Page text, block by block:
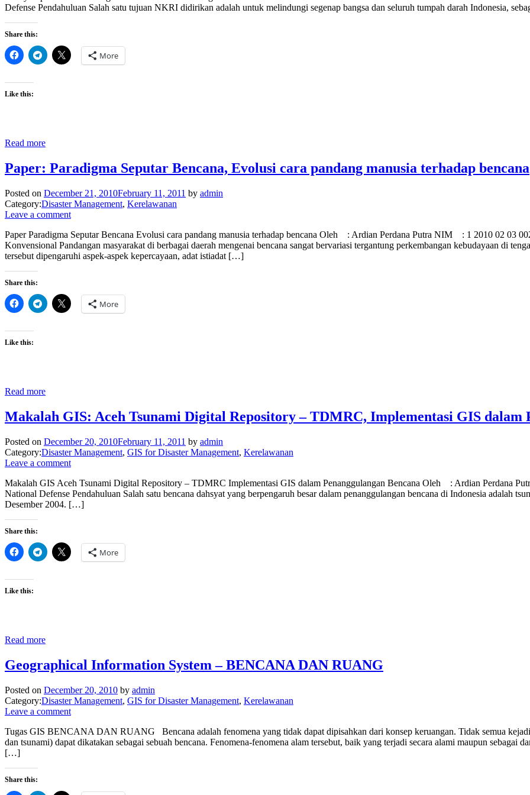
Defense Pendahuluan Salah satu tujuan NKRI didirikan adalah untuk melindungi segenap bangsa dan seluruh tumpah darah Indonesia,
Share this:
More
Like this:
Read more
Paper: Paradigma Seputar Bencana, Evolusi cara pandang manusia terhadap bencana
Posted on December 21, 2010February 11, 2011 by admin
Category:Disaster Management, Kerelawanan
Leave a comment
Paper Paradigma Seputar Bencana Evolusi cara pandang manusia terhadap bencana Oleh : Ardian Perdana Putra NIM : 1 2010 02 03
Konvensional Pandangan masyarakat di berbagai daerah mengenai bencana sangat bervariasi tergantung perkembangan kebudayaan di
tersebut dipengaruhi aspek-aspek kepercayaan, adat istiadat […]
Share this:
More
Like this:
Read more
Makalah GIS: Aceh Tsunami Digital Repository – TDMRC, Implementasi GIS dalam
Posted on December 20, 2010February 11, 2011 by admin
Category:Disaster Management, GIS for Disaster Management, Kerelawanan
Leave a comment
Makalah GIS Aceh Tsunami Digital Repository – TDMRC Implementasi GIS dalam Penanggulangan Bencana Oleh : Ardian Perdana
National Defense Pendahuluan Salah satu bencana dahsyat yang berpengaruh besar dalam penanggulangan bencana di Indonesia adalah
Desember 2004. […]
Share this:
More
Like this:
Read more
Geographical Information System – BENCANA DAN RUANG
Posted on December 20, 2010 by admin
Category:Disaster Management, GIS for Disaster Management, Kerelawanan
Leave a comment
Tugas GIS BENCANA DAN RUANG Bencana adalah fenomena yang tidak dapat dipisahkan dari konsep keruangan. Tidak semua
dan tsunami) dapat dikatakan sebagai sebuah bencana. Fenomena-fenomena alam tersebut, baik yang terjadi secara alami maupun sebagai
[…]
Share this: